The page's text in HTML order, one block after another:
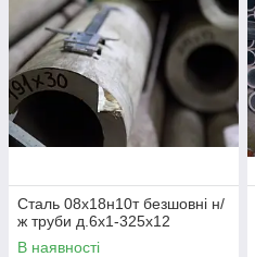
Сталь 08х18н10т безшовні н/
ж труби д.6х1-325х12
В наявності